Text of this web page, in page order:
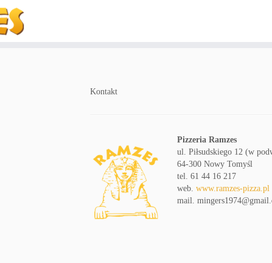
Kontakt
Pizzeria Ramzes
ul. Piłsudskiego 12 (w
64-300 Nowy Tomyśl
tel. 61 44 16 217
web.www.ramzes-pizza.pl
mail.